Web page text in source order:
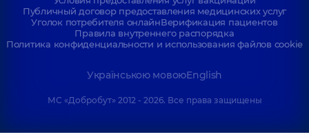
Публичный договор предоставления медицинских услуг
Уголок потребителя онлайнВерификация пациентов
Правила внутреннего распорядка
Политика конфиденциальности и использования файлов cookie
Українською мовоюEnglish
МС «Добробут» 2012 - 2026. Все права защищены